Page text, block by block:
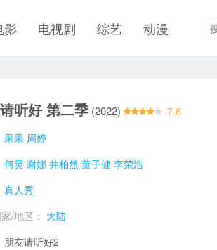
影 电视剧 综艺 动漫
听好 第二季 (2022)
7.6
果果 周婷
何炅 谢娜 井柏然 董子健 李荣浩
真人秀
/地区： 大陆
朋友请听好2